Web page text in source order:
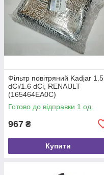
Фільтр повітряний Kadjar 1.5
dCi/1.6 dCi, RENAULT
(165464EA0C)
Готово до відправки 1 од.
967 ₴
Купити